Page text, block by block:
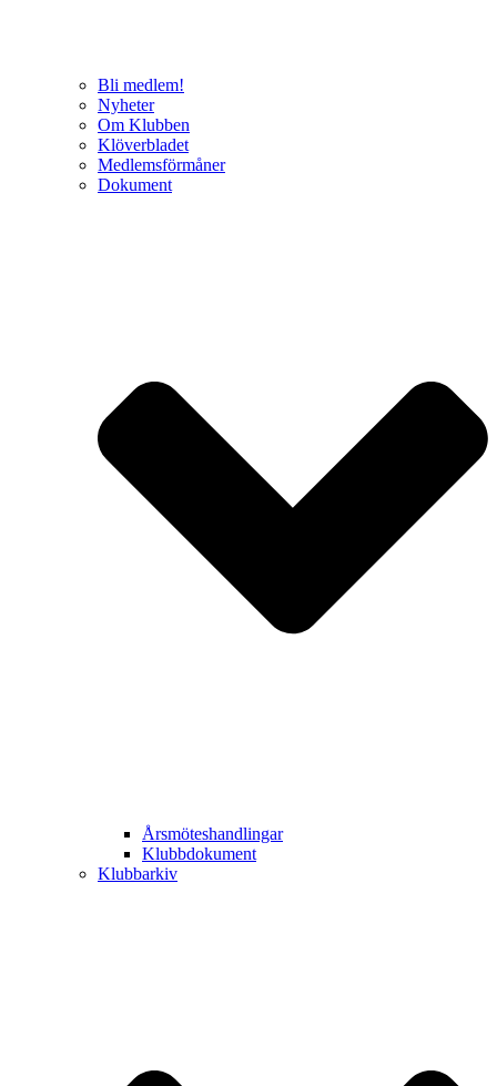
Bli medlem!
Nyheter
Om Klubben
Klöverbladet
Medlemsförmåner
Dokument
Årsmöteshandlingar
Klubbdokument
Klubbarkiv